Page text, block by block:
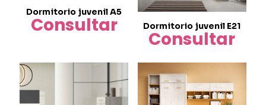
Dormitorio juvenil A5
Consultar Dormitorio juvenil E21
Consultar